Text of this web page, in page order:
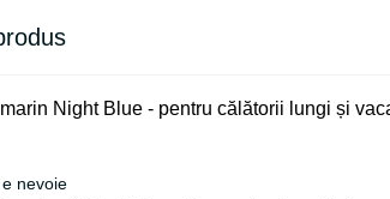
Night Blue - pentru călătorii lungi și
nevoie